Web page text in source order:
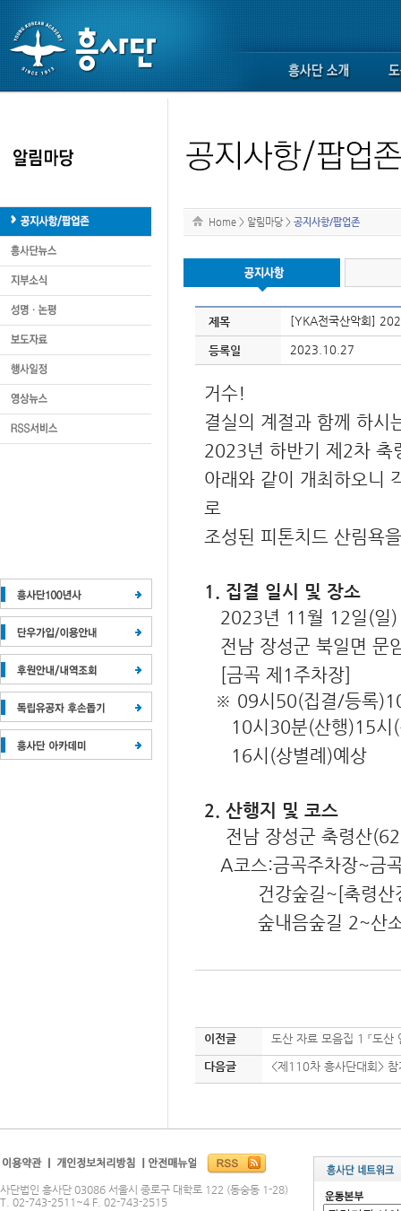
Home > 알림마당 > 공지사항/팝업존
제목 [YKA전국산악회]
등록일 2023.10.27
거수!
결실의 계절과 함께 하시
2023년 하반기 제2차
아래와 같이 개최하오니
로
조성된 피톤치드 산림욕
1. 집결 일시 및 장소
2023년 11월 12일(일
전남 장성군 북일면 문
[금곡 제1주차장]
※ 09시50(집결/등록
10시30분(산행)15시(
16시(상별례)예상
2. 산행지 및 코스
전남 장성군 축령산
A코스:금곡주차장~금
건강숲길~[축령산정
숲내음숲길 2~산소
이전글 도산 자료 모음집 1 『도산
다음글 <제110차 흥사단대회> 참
사단법인 흥사단 03086 서울시 종로구 대학로 122 (동숭동 1-28)
T. 02-743-2511~4 F. 02-743-2515